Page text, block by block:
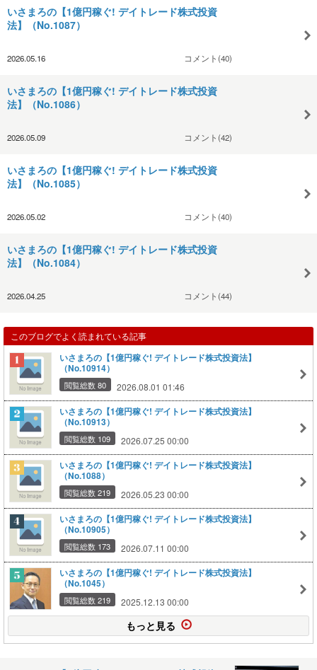
いさまろの【1億円稼ぐ! デイトレード株式投資
法】（No.1087）
2026.05.16 コメント(40)
いさまろの【1億円稼ぐ! デイトレード株式投資
法】（No.1086）
2026.05.09 コメント(42)
いさまろの【1億円稼ぐ! デイトレード株式投資
法】（No.1085）
2026.05.02 コメント(40)
いさまろの【1億円稼ぐ! デイトレード株式投資
法】（No.1084）
2026.04.25 コメント(44)
このブログでよく読まれている記事
いさまろの【1億円稼ぐ! デイトレード株式投資法】
（No.10914）
閲覧総数 80 2026.08.01 01:46
いさまろの【1億円稼ぐ! デイトレード株式投資法】
（No.10913）
閲覧総数 109 2026.07.25 00:00
いさまろの【1億円稼ぐ! デイトレード株式投資法】
（No.1088）
閲覧総数 219 2026.05.23 00:00
いさまろの【1億円稼ぐ! デイトレード株式投資法】
（No.10905）
閲覧総数 173 2026.07.11 00:00
いさまろの【1億円稼ぐ! デイトレード株式投資法】
（No.1045）
閲覧総数 219 2025.12.13 00:00
もっと見る